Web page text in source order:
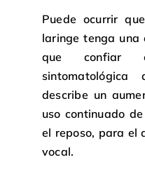
Puede ocurrir
laringe tenga una
que confiar
describe un
uso continuado
el reposo, para el
vocal.